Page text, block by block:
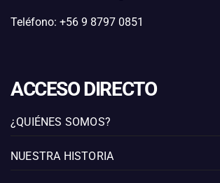
Teléfono: +56 9 8797 0851
ACCESO DIRECTO
¿QUIÉNES SOMOS?
NUESTRA HISTORIA